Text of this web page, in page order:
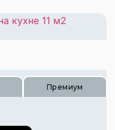
Премиум